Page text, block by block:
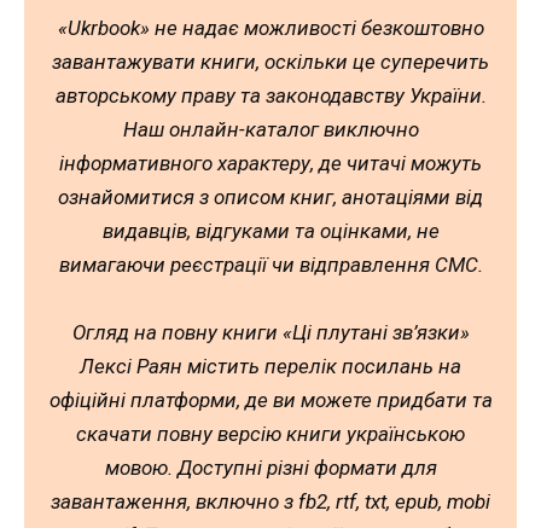
«Ukrbook» не надає можливості безкоштовно
завантажувати книги, оскільки це суперечить
авторському праву та законодавству України.
Наш онлайн-каталог виключно
інформативного характеру, де читачі можуть
ознайомитися з описом книг, анотаціями від
видавців, відгуками та оцінками, не
вимагаючи реєстрації чи відправлення СМС.
Огляд на повну книги «Ці плутані зв’язки»
Лексі Раян містить перелік посилань на
офіційні платформи, де ви можете придбати та
скачати повну версію книги українською
мовою. Доступні різні формати для
завантаження, включно з fb2, rtf, txt, epub, mobi